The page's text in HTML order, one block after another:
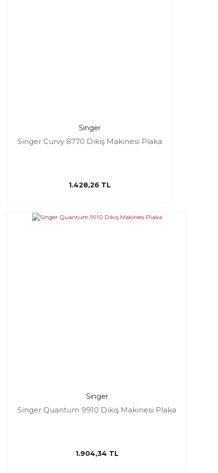
Singer
Singer Curvy 8770 Dikiş Makinesi Plaka
1.428,26 TL
Singer
Singer Quantum 9910 Dikiş Makinesi Plaka
1.904,34 TL